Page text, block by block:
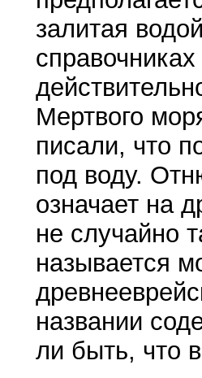
залитая
Мертвого
писали, что
под воду.
означает на
не случайно
называется
названии
ли быть, что